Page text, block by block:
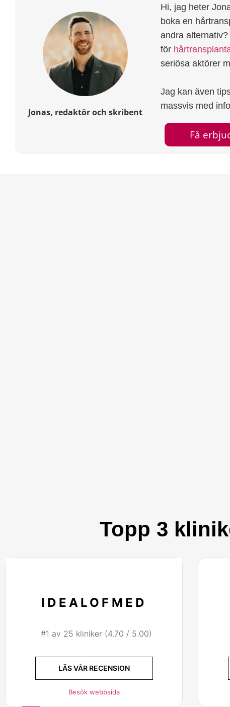
Jonas, redaktör och skribent
Hi, jag heter
boka en
andra
för
seriösa aktörer
Jag kan även
massvis med
Få
Topp 3
IDEALOFMED
#1 av 25 kliniker (4.70 / 5.00)
LÄS VÅR RECENSION
Besök webbsida